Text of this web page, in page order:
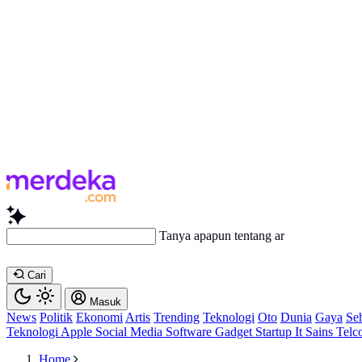
Tanya apapun tentang artikel ini...
Cari
Masuk
News Politik Ekonomi Artis Trending Teknologi Oto Dunia Gaya
Teknologi Apple Social Media Software Gadget Startup It Sains
Home